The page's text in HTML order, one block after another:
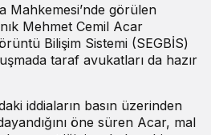
Mahkemesi’nde görülen
Mehmet Cemil Acar
Bilişim Sistemi (SEGBİS)
taraf avukatları da hazır
iddiaların basın üzerinden
öne süren Acar, mal